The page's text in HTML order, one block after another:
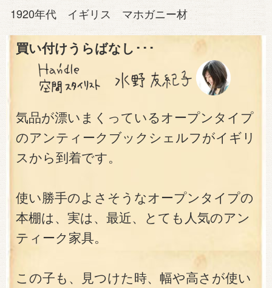
1920年代 イギリス マホガニー材
買い付けうらばなし･･･
気品が漂いまくっているオープンタイプ
のアンティークブックシェルフがイギリ
スから到着です。
使い勝手のよさそうなオープンタイプの
本棚は、実は、最近、とても人気のアン
ティーク家具。
この子も、見つけた時、幅や高さが使い